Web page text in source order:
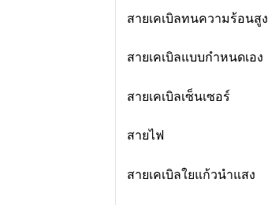
สายเคเบิลทนความร้อนสูง
สายเคเบิลแบบกำหนดเอง
สายเคเบิลเซ็นเซอร์
สายไฟ
สายเคเบิลใยแก้วนำแสง